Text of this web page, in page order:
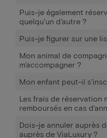
Puis-je également
quelqu'un d'autre ?
Puis-je figurer sur une
Mon animal de
m'accompagner ?
Mon enfant peut-il
Les frais de réservation
remboursés en cas
Dois-je annuler auprès
auprès de ViaLuxury ?